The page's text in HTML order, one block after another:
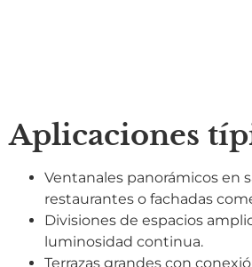
Aplicaciones
Ventanales panorámicos en
restaurantes o fachadas
Divisiones de espacios
luminosidad continua.
Terrazas grandes con